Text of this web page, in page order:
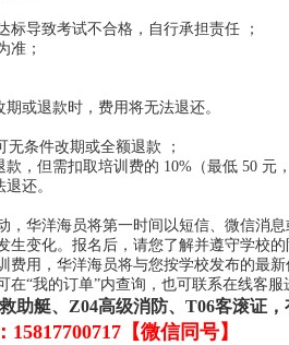
导致考试不合格，自行承担责任 ；
准；
或退款时，费用将无法退还。
无条件改期或全额退款 ；
，但需扣取培训费的 10%（最低 50 元
还。
华洋海员将第一时间以短信、微信消息
变化。报名后，请您了解并遵守学校的
用，华洋海员将与您按学校发布的最新
“我的订单”内查询，也可联系在线客服
助艇、Z04高级消防、T06客滚证
【微信同号】